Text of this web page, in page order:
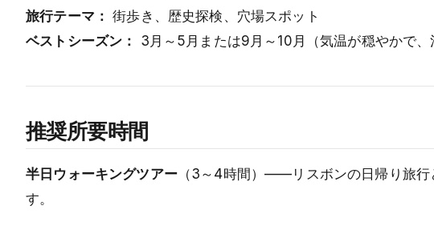
旅行テーマ： 街歩き、歴史探検、穴場スポット
ベストシーズン：
3月～5月または9月～10月（気温が穏やかで、
推奨所要時間
半日ウォーキングツアー（3～4時間）——リスボンの日帰り旅行
す。